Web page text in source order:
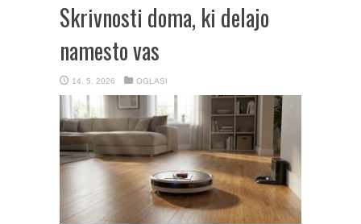
Skrivnosti doma, ki delajo
namesto vas
14. 5. 2026 OGLASI